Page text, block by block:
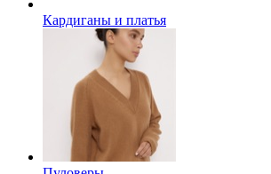
Кардиганы и платья